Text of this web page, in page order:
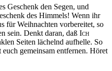
Geschenk den Segen, und
des Himmels! Wenn ihr
für Weihnachten vorbereitet, so
sein. Denkt daran, daß Ich
Seiten lächelnd aufhelle. So
gemeinsam entfernen. Höret